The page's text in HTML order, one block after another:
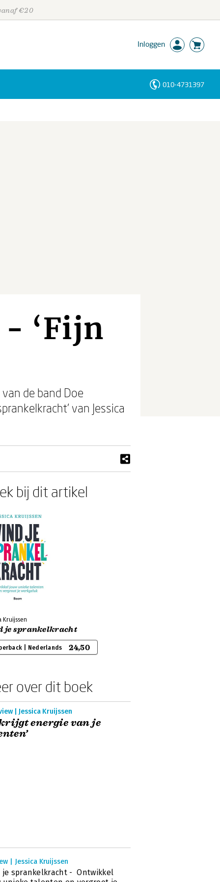
€20
Inloggen
010-4731397
‘Fijn
van de band Doe
van Jessica
bij dit artikel
Kruijssen
je sprankelkracht
| Nederlands 24,50
over dit boek
| Jessica Kruijssen
krijgt energie van je
| Jessica Kruijssen
je sprankelkracht - Ontwikkel
Personen